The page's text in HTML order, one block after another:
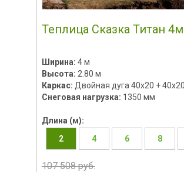
Теплица Сказка Титан
Ширина: 4 м
Высота: 2.80 м
Каркас: Двойная дуга 40x20 +
Снеговая нагрузка: 1350 мм
Длина (м):
2
4 6 8
107 508 руб.